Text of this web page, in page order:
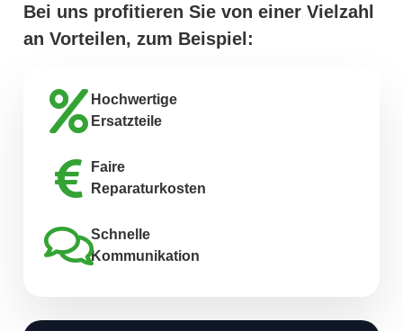
Bei uns profitieren Sie von einer Vielzahl
an Vorteilen, zum Beispiel:
Hochwertige
Ersatzteile
Faire
Reparaturkosten
Schnelle
Kommunikation